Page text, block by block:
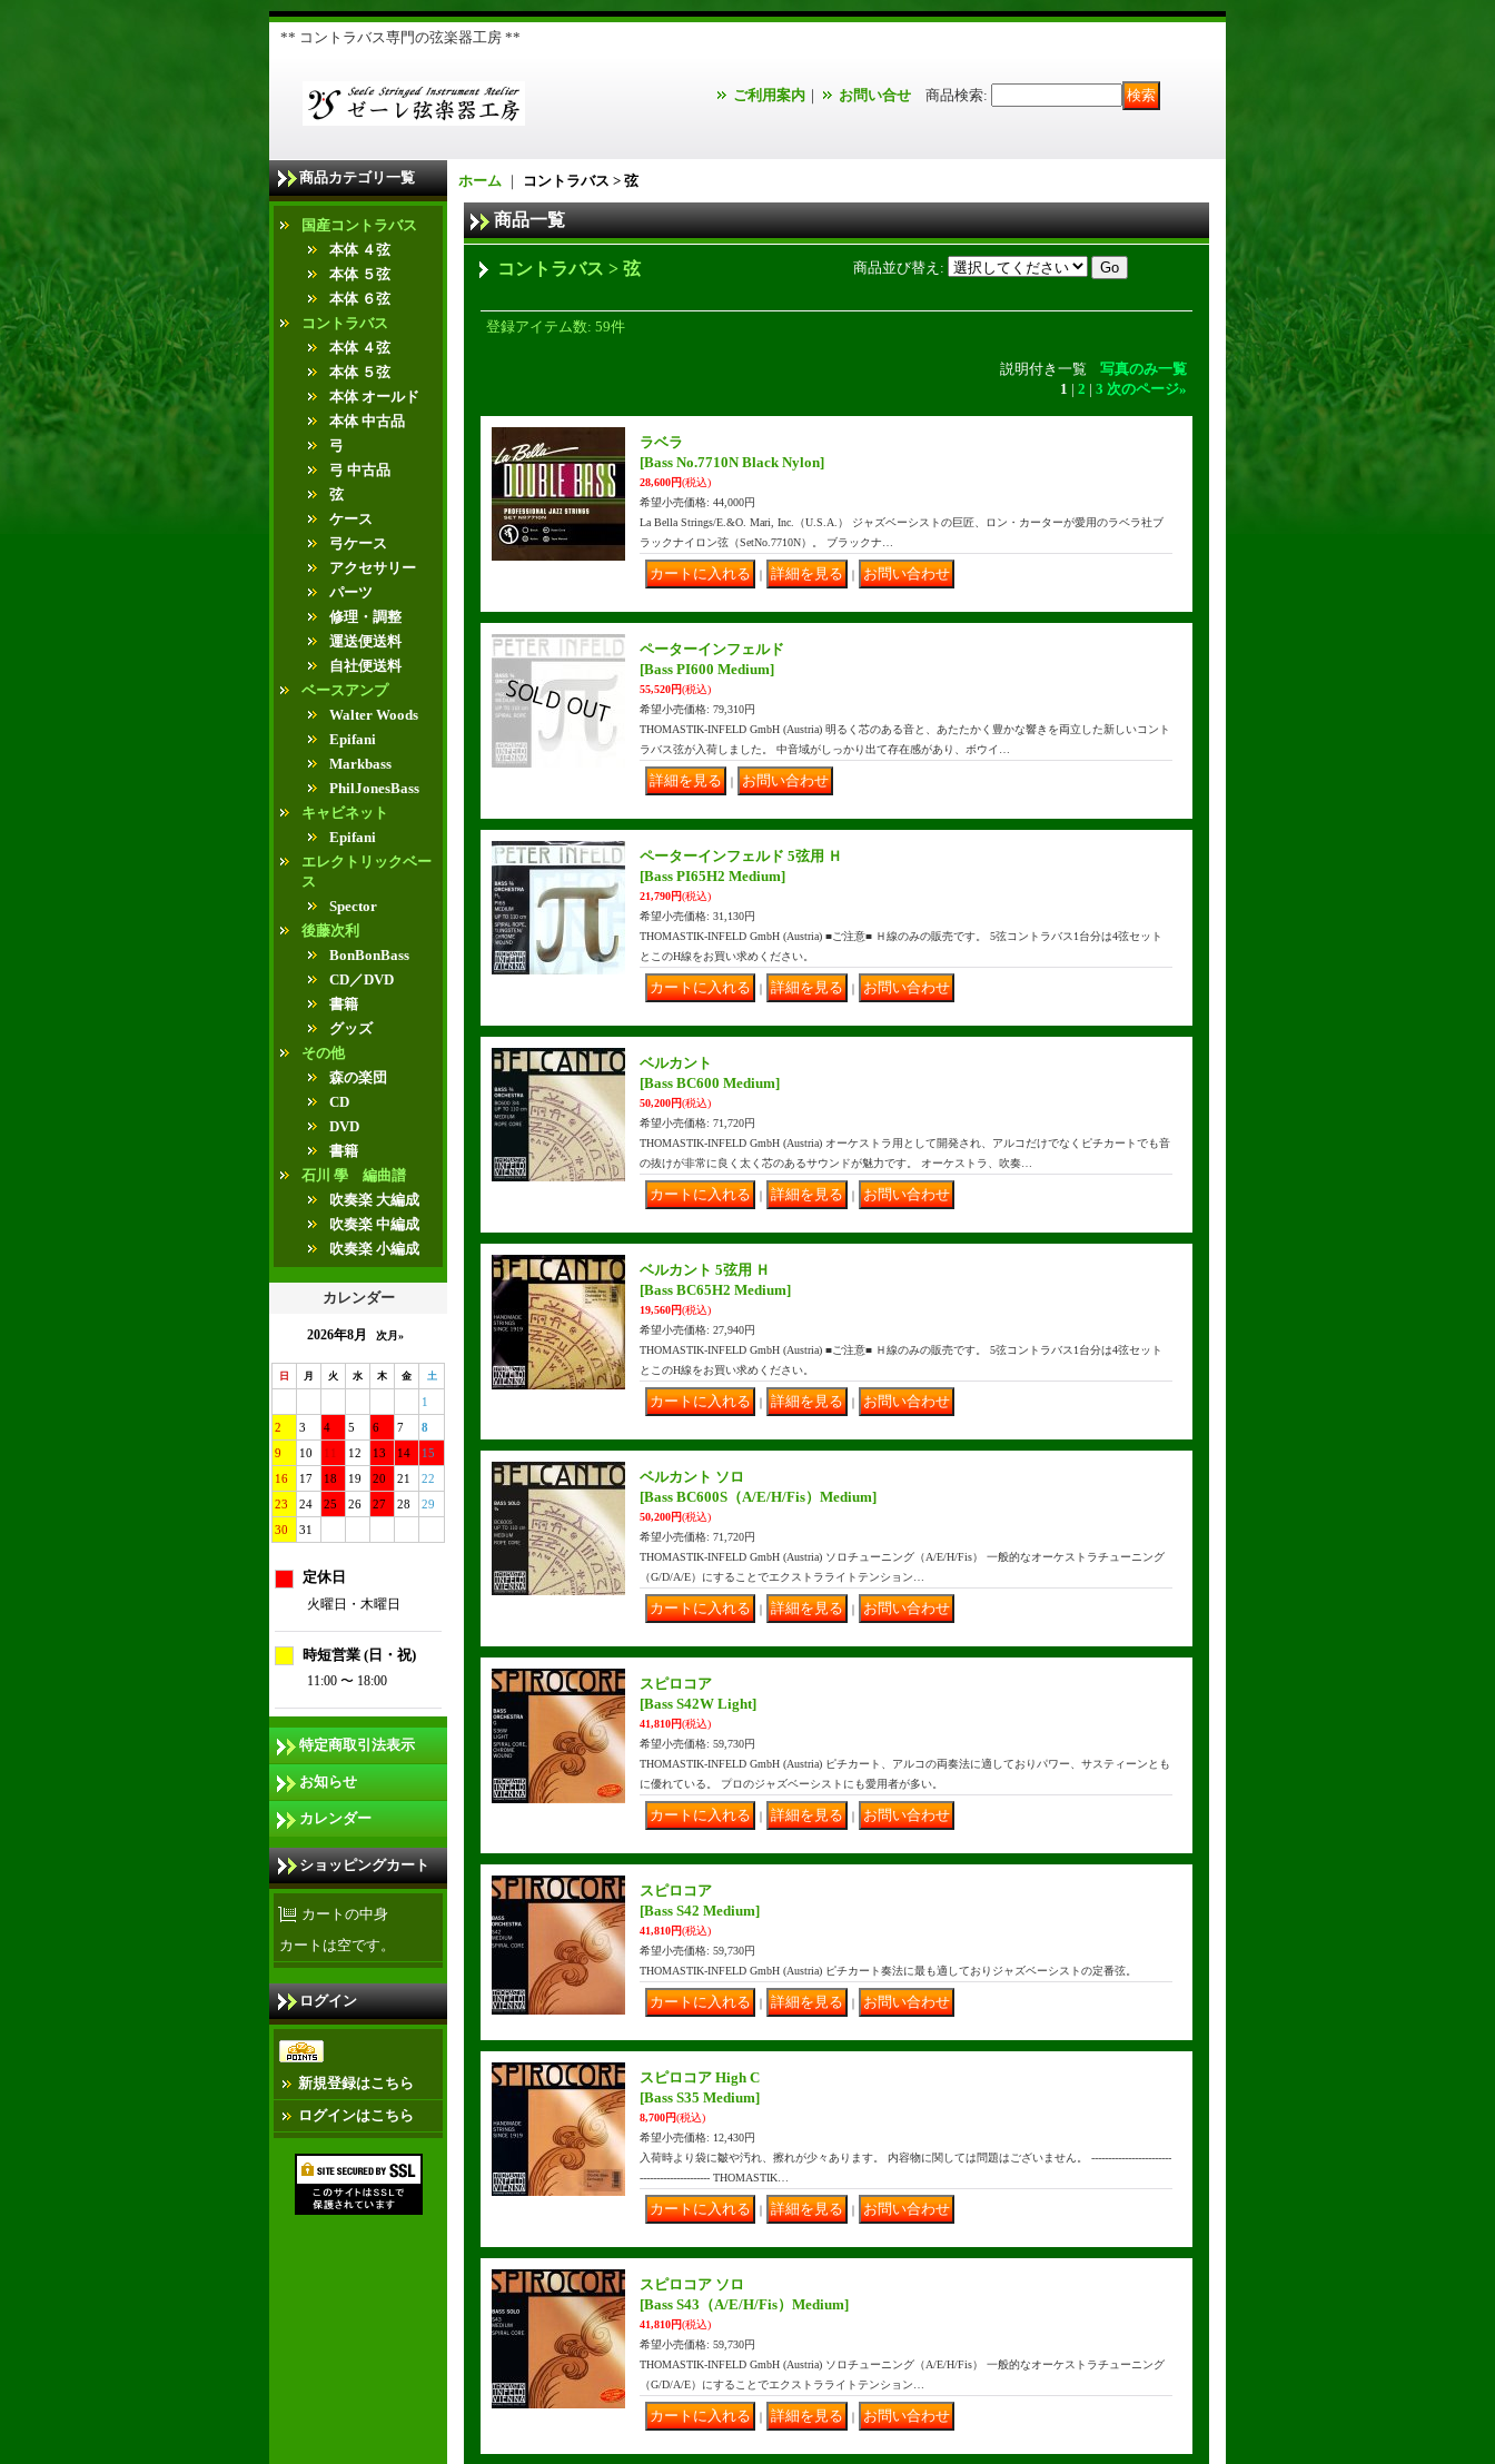
** コントラバス専門の弦楽器工房 **
ご利用案内 ｜ お問い合せ 商品検索:
商品カテゴリ一覧
国産コントラバス
本体 ４弦
本体 ５弦
本体 ６弦
コントラバス
本体 ４弦
本体 ５弦
本体 オールド
本体 中古品
弓
弓 中古品
弦
ケース
弓ケース
アクセサリー
パーツ
修理・調整
運送便送料
自社便送料
ベースアンプ
Walter Woods
Epifani
Markbass
PhilJonesBass
キャビネット
Epifani
エレクトリックベー
ス
Spector
後藤次利
BonBonBass
CD／DVD
書籍
グッズ
その他
森の楽団
CD
DVD
書籍
石川 學 編曲譜
吹奏楽 大編成
吹奏楽 中編成
吹奏楽 小編成
カレンダー
2026年8月 次月»
日 月 火 水 木 金 土
1
2
3 4 5 6 7
8
9
10 11 12 13 14
15
16
17 18 19 20 21
22
23
24 25 26 27 28
29
30
31
定休日
火曜日・木曜日
時短営業 (日・祝)
11:00 〜 18:00
特定商取引法表示
お知らせ
カレンダー
ショッピングカート
カートの中身
カートは空です。
ログイン
新規登録はこちら
ログインはこちら
ホーム ｜ コントラバス > 弦
商品一覧
コントラバス > 弦 商品並び替え :
登録アイテム数: 59件
説明付き一覧 写真のみ一覧
1 | 2 | 3 次のページ»
ラベラ
[Bass No.7710N Black Nylon]
28,600円(税込)
希望小売価格: 44,000円
La Bella Strings/E.&O. Mari, Inc.（U.S.A.） ジャズベーシストの巨匠、ロン・カーターが愛用のラベラ社ブ
ラックナイロン弦（SetNo.7710N）。 ブラックナ…
｜ ｜
ペーターインフェルド
[Bass PI600 Medium]
55,520円(税込)
希望小売価格: 79,310円
THOMASTIK-INFELD GmbH (Austria) 明るく芯のある音と、あたたかく豊かな響きを両立した新しいコント
ラバス弦が入荷しました。 中音域がしっかり出て存在感があり、ボウイ…
｜
ペーターインフェルド 5弦用 Ｈ
[Bass PI65H2 Medium]
21,790円(税込)
希望小売価格: 31,130円
THOMASTIK-INFELD GmbH (Austria) ■ご注意■ Ｈ線のみの販売です。 5弦コントラバス1台分は4弦セット
とこのH線をお買い求めください。
｜ ｜
ベルカント
[Bass BC600 Medium]
50,200円(税込)
希望小売価格: 71,720円
THOMASTIK-INFELD GmbH (Austria) オーケストラ用として開発され、アルコだけでなくピチカートでも音
の抜けが非常に良く太く芯のあるサウンドが魅力です。 オーケストラ、吹奏…
｜ ｜
ベルカント 5弦用 Ｈ
[Bass BC65H2 Medium]
19,560円(税込)
希望小売価格: 27,940円
THOMASTIK-INFELD GmbH (Austria) ■ご注意■ Ｈ線のみの販売です。 5弦コントラバス1台分は4弦セット
とこのH線をお買い求めください。
｜ ｜
ベルカント ソロ
[Bass BC600S（A/E/H/Fis）Medium]
50,200円(税込)
希望小売価格: 71,720円
THOMASTIK-INFELD GmbH (Austria) ソロチューニング（A/E/H/Fis） 一般的なオーケストラチューニング
（G/D/A/E）にすることでエクストラライトテンション…
｜ ｜
スピロコア
[Bass S42W Light]
41,810円(税込)
希望小売価格: 59,730円
THOMASTIK-INFELD GmbH (Austria) ピチカート、アルコの両奏法に適しておりパワー、サスティーンとも
に優れている。 プロのジャズベーシストにも愛用者が多い。
｜ ｜
スピロコア
[Bass S42 Medium]
41,810円(税込)
希望小売価格: 59,730円
THOMASTIK-INFELD GmbH (Austria) ピチカート奏法に最も適しておりジャズベーシストの定番弦。
｜ ｜
スピロコア High C
[Bass S35 Medium]
8,700円(税込)
希望小売価格: 12,430円
入荷時より袋に皺や汚れ、擦れが少々あります。 内容物に関しては問題はございません。 ------------------------
--------------------- THOMASTIK…
｜ ｜
スピロコア ソロ
[Bass S43（A/E/H/Fis）Medium]
41,810円(税込)
希望小売価格: 59,730円
THOMASTIK-INFELD GmbH (Austria) ソロチューニング（A/E/H/Fis） 一般的なオーケストラチューニング
（G/D/A/E）にすることでエクストラライトテンション…
｜ ｜